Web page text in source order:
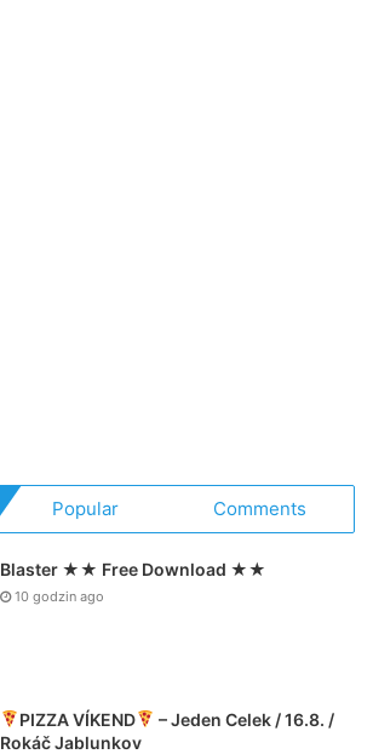
Popular Comments
Blaster ★★ Free Download ★★
10 godzin ago
PIZZA VÍKEND
– Jeden Celek / 16.8. /
Rokáč Jablunkov